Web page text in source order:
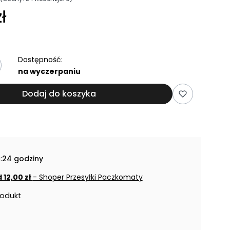
Dostępność:
na wyczerpaniu
Dodaj do koszyka
24 godziny
12,00 zł - Shoper Przesyłki Paczkomaty